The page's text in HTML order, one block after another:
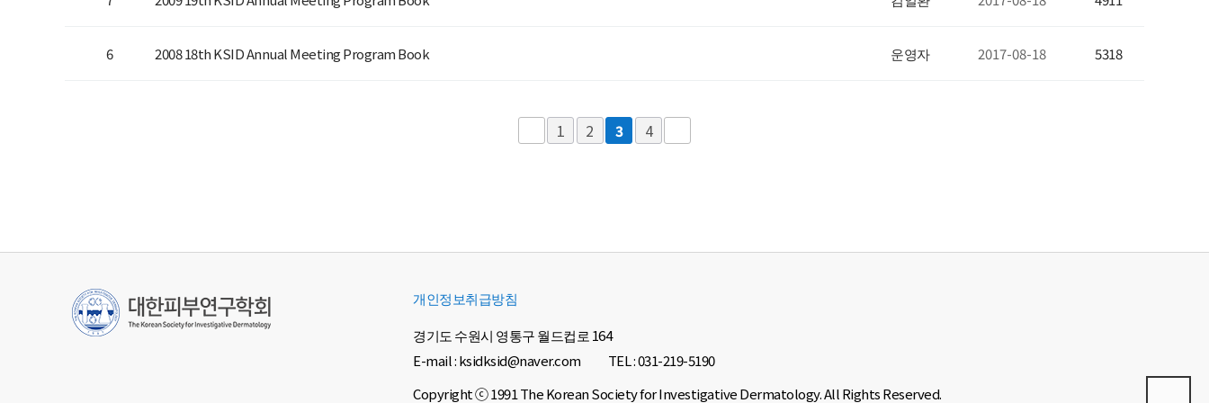
6 2008 18th KSID Annual Meeting Program Book 운영자 2017-08-18 5318
1 2 3 4
개인정보취급방침
경기도 수원시 영통구 월드컵로 164
E-mail : ksidksid@naver.com
TEL : 031-219-5190
Copyright ⓒ 1991 The Korean Society for Investigative Dermatology. All Rights Reserved.